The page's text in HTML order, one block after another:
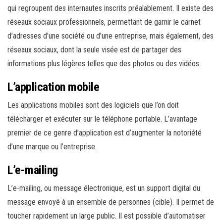
qui regroupent des internautes inscrits préalablement. Il existe des
réseaux sociaux professionnels, permettant de garnir le carnet
d’adresses d’une société ou d’une entreprise, mais également, des
réseaux sociaux, dont la seule visée est de partager des
informations plus légères telles que des photos ou des vidéos.
L’application mobile
Les applications mobiles sont des logiciels que l’on doit
télécharger et exécuter sur le téléphone portable. L’avantage
premier de ce genre d’application est d’augmenter la notoriété
d’une marque ou l’entreprise.
L’e-mailing
L’e-mailing, ou message électronique, est un support digital du
message envoyé à un ensemble de personnes (cible). Il permet de
toucher rapidement un large public. Il est possible d’automatiser